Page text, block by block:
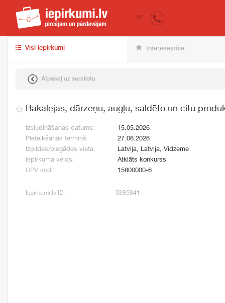
iepirkumi.lv
LV
Visi iepirkumi Interesējošie
Atpakaļ uz sarakstu
Bakalejas, dārzeņu, augļu, saldēto un citu
Izsludināšanas datums:
15.05.2026
Pieteikšanās termiņš:
27.06.2026
Izpildes/piegādes vieta:
Latvija, Latvija, Vidzeme
Iepirkuma veids:
Atklāts konkurss
CPV kodi:
15800000-6
Iepirkumi.lv ID: 5385841